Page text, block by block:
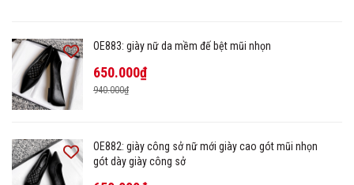
OE883: giày nữ da mềm đế bệt mũi nhọn
650.000₫
940.000₫
OE882: giày công sở nữ mới giày cao gót mũi nhọn
gót dày giày công sở